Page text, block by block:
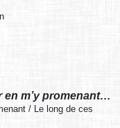
en m’y promenant…
/ Le long de ces